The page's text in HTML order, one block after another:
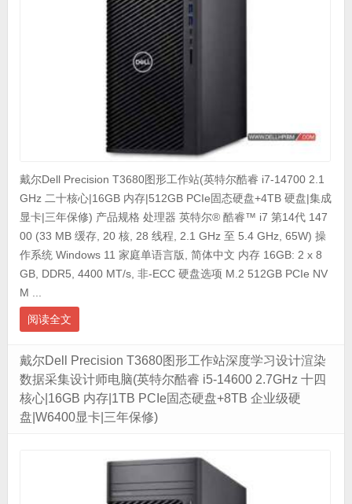
戴尔Dell Precision T3680图形工作站(英特尔酷睿 i7-14700 2.1
GHz 二十核心|16GB 内存|512GB PCIe固态硬盘+4TB 硬盘|集成
显卡|三年保修) 产品规格 处理器 英特尔® 酷睿™ i7 第14代 147
00 (33 MB 缓存, 20 核, 28 线程, 2.1 GHz 至 5.4 GHz, 65W) 操
作系统 Windows 11 家庭单语言版, 简体中文 内存 16GB: 2 x 8
GB, DDR5, 4400 MT/s, 非-ECC 硬盘选项 M.2 512GB PCIe NV
M ...
阅读全文
戴尔Dell Precision T3680图形工作站深度学习设计渲染
数据采集设计师电脑(英特尔酷睿 i5-14600 2.7GHz 十四
核心|16GB 内存|1TB PCIe固态硬盘+8TB 企业级硬
盘|W6400显卡|三年保修)